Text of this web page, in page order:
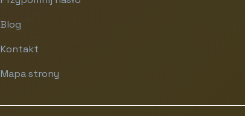
Blog
Kontakt
Mapa strony